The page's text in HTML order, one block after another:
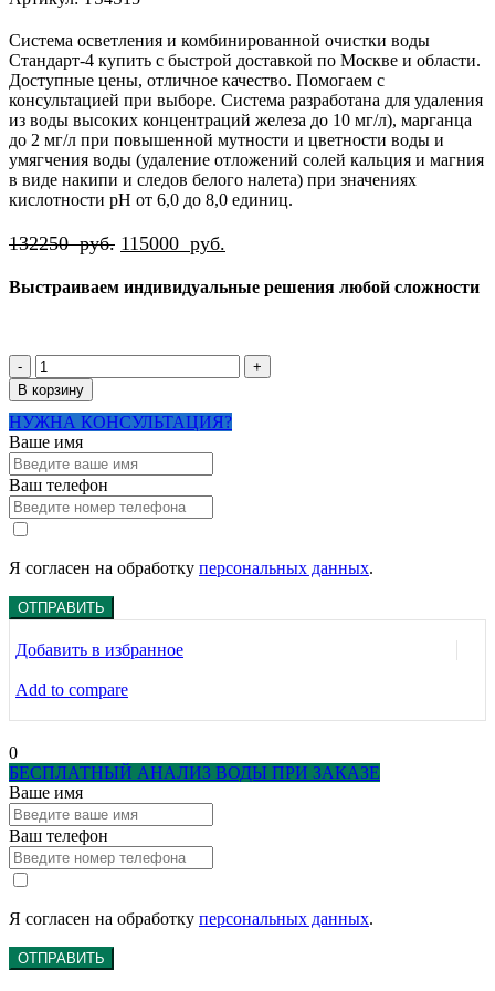
Система осветления и комбинированной очистки воды
Стандарт-4 купить с быстрой доставкой по Москве и области.
Доступные цены, отличное качество. Помогаем с
консультацией при выборе. Система разработана для удаления
из воды высоких концентраций железа до 10 мг/л), марганца
до 2 мг/л при повышенной мутности и цветности воды и
умягчения воды (удаление отложений солей кальция и магния
в виде накипи и следов белого налета) при значениях
кислотности рН от 6,0 до 8,0 единиц.
132250руб. Первоначальная
составляла
115000 руб.
115000
Выстраиваем индивидуальные решения любой сложности
Количество
товара
Система
осветления
и
комбинированной
очистки
воды
Стандарт-4
1.5
час
В корзину
НУЖНА КОНСУЛЬТАЦИЯ?
Ваше имя
Ваш телефон
Я согласен на обработку персональных данных.
ОТПРАВИТЬ
Добавить в избранное
Add to compare
0
БЕСПЛАТНЫЙ АНАЛИЗ ВОДЫ ПРИ ЗАКАЗЕ
Ваше имя
Ваш телефон
Я согласен на обработку персональных данных.
ОТПРАВИТЬ